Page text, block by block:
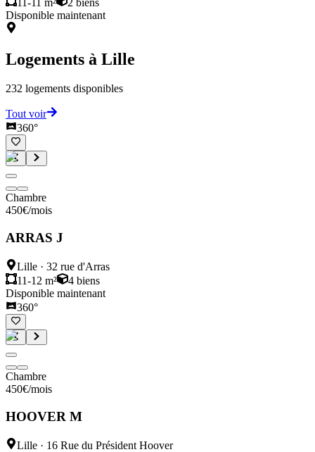
Disponible maintenant
Logements à Lille
232 logements disponibles
Tout voir
360°
Chambre
450€/mois
ARRAS J
Lille · 32 rue d'Arras
11-12 m²
4 biens
Disponible maintenant
360°
Chambre
450€/mois
HOOVER M
Lille · 16 Rue du Président Hoover